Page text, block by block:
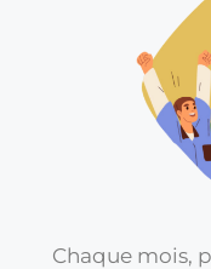
Chaque mois,